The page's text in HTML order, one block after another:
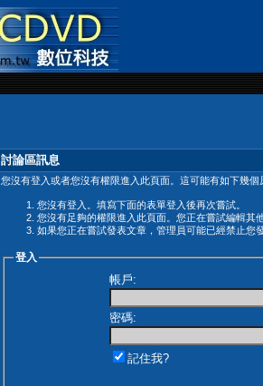
討論區訊息
您沒有登入或者您沒有權限進入此頁面。這可能有如下幾個
您沒有登入。填寫下面的表單登入後再次嘗試。
您沒有足夠的權限進入此頁面。您正在嘗試編輯其
如果您正在嘗試發表文章，管理員可能已經禁止您
登入
帳戶:
密碼:
記住我?